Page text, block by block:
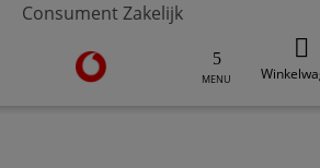
Consument Zakelijk
Ga naar de Vodafone
MENU